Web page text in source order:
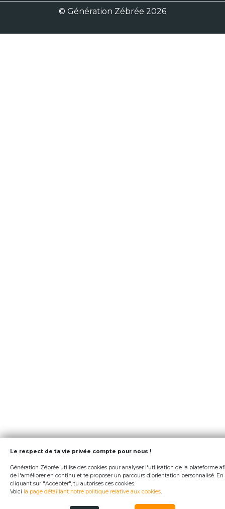
© Génération Zébrée 2026
Le respect de ta vie privée compte pour nous !
Génération Zébrée utilise des cookies pour analyser l'utilisation de la plateforme
de l'améliorer en continu et te proposer un parcours d'orientation personnalisé. En
cliquant sur "Accepter", tu autorises ces cookies.
Voici la page détaillant notre politique relative aux cookies.